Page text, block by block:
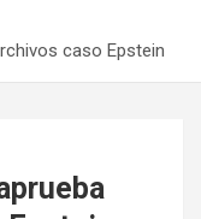
caso Epstein